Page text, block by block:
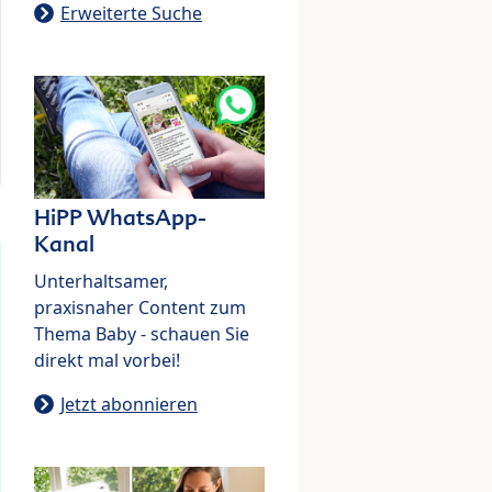
Erweiterte Suche
HiPP WhatsApp-
Kanal
Unterhaltsamer,
praxisnaher Content zum
Thema Baby - schauen Sie
direkt mal vorbei!
Jetzt abonnieren